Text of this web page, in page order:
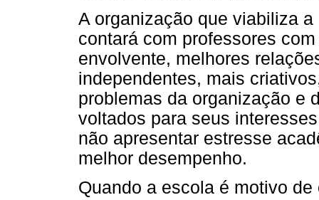
A organização que viabiliza
contará com professores
envolvente, melhores
independentes, mais
problemas da organização e
voltados para seus
não apresentar estresse
melhor desempenho.
Quando a escola é motivo